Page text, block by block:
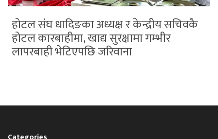
होटल संघ धादिङका अध्यक्ष र केन्द्रीय सचिवकै
होटल कारबाहीमा, खाद्य सुरक्षामा गम्भीर
लापरबाही भेटिएपछि जरिवाना